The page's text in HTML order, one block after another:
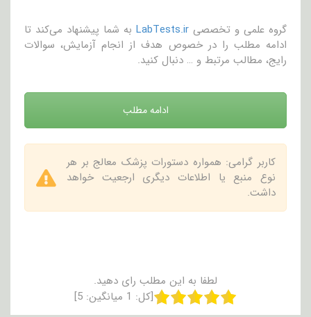
گروه علمی و تخصصی LabTests.ir به شما پیشنهاد می‌کند تا
ادامه مطلب را در خصوص هدف از انجام آزمایش، سوالات
رایج، مطالب مرتبط و … دنبال کنید.
ادامه مطلب
کاربر گرامی: همواره دستورات پزشک معالج بر هر
نوع منبع یا اطلاعات دیگری ارجعیت خواهد
داشت.
لطفا به این مطلب رای دهید.
[کل: 1 میانگین: 5
]